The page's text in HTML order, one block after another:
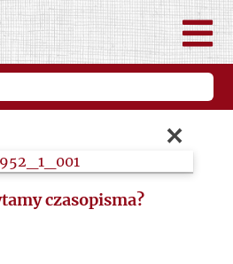
×
czasopisma?